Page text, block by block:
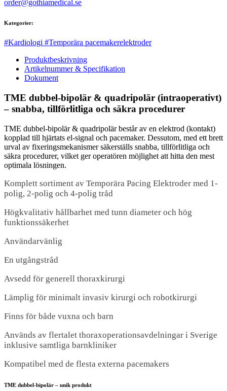
order@gothiamedical.se
Kategorier:
#Kardiologi #Temporära pacemakerelektroder
Produktbeskrivning
Artikelnummer & Specifikation
Dokument
TME dubbel-bipolär & quadripolär (intraoperativt)
– snabba, tillförlitliga och säkra procedurer
TME dubbel-bipolär & quadripolär består av en elektrod (kontakt)
kopplad till hjärtats el-signal och pacemaker. Dessutom, med ett brett
urval av fixeringsmekanismer säkerställs snabba, tillförlitliga och
säkra procedurer, vilket ger operatören möjlighet att hitta den mest
optimala lösningen.
Komplett sortiment av Temporära Pacing Elektroder med 1-
polig, 2-polig och 4-polig tråd
Högkvalitativ hållbarhet med tunn diameter och hög
funktionssäkerhet
Användarvänlig
En utgångstråd
Avsedd för generell thoraxkirurgi
Lämplig för minimalt invasiv kirurgi och robotkirurgi
Finns för både vuxna och barn
Används av flertalet thoraxoperationsavdelningar i Sverige
inklusive samtliga barnkliniker
Kompatibel med de flesta externa pacemakers
TME dubbel-bipolär – unik produkt